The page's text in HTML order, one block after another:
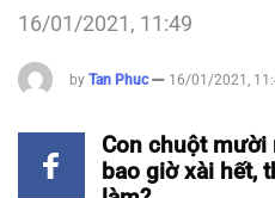
16/01/2021, 11:49
by Tan Phuc 16/01/2021,
Con chuột mười
bao giờ xài hết,